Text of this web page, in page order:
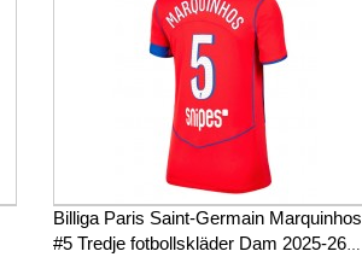
Billiga Paris Saint-Germain Marquinhos
#5 Tredje fotbollskläder Dam 2025-26